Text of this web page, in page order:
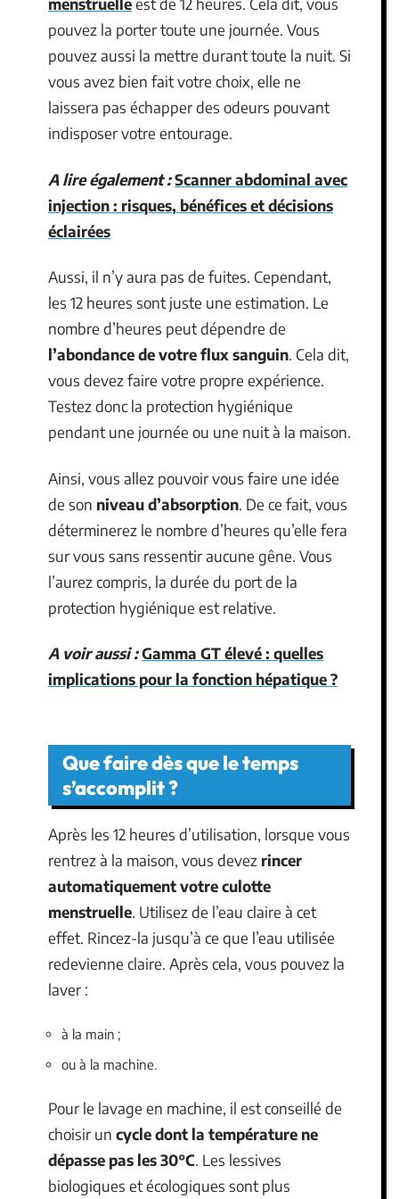
pouvez la porter toute une journée. Vous
pouvez aussi la mettre durant toute la nuit. Si
vous avez bien fait votre choix, elle ne
laissera pas échapper des odeurs pouvant
indisposer votre entourage.
A lire également :Scanner abdominal avec
injection : risques, bénéfices et décisions
éclairées
Aussi, il n’y aura pas de fuites. Cependant,
les 12 heures sont juste une estimation. Le
nombre d’heures peut dépendre de
l’abondance de votre flux sanguin. Cela dit,
vous devez faire votre propre expérience.
Testez donc la protection hygiénique
pendant une journée ou une nuit à la maison.
Ainsi, vous allez pouvoir vous faire une idée
de son niveau d’absorption. De ce fait, vous
déterminerez le nombre d’heures qu’elle fera
sur vous sans ressentir aucune gêne. Vous
l’aurez compris, la durée du port de la
protection hygiénique est relative.
A voir aussi :Gamma GT élevé : quelles
implications pour la fonction hépatique ?
Que faire dès que le temps
s’accomplit ?
Après les 12 heures d’utilisation, lorsque vous
rentrez à la maison, vous devez rincer
automatiquement votre culotte
menstruelle. Utilisez de l’eau claire à cet
effet. Rincez-la jusqu’à ce que l’eau utilisée
redevienne claire. Après cela, vous pouvez la
laver :
à la main ;
ou à la machine.
Pour le lavage en machine, il est conseillé de
choisir un cycle dont la température ne
dépasse pas les 30°C. Les lessives
biologiques et écologiques sont plus